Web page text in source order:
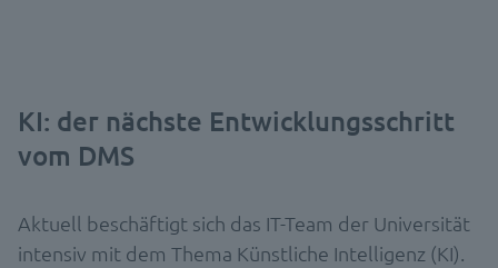
KI: der nächste Entwicklungsschritt
vom DMS
Aktuell beschäftigt sich das IT-Team der Universität
intensiv mit dem Thema Künstliche Intelligenz (KI).